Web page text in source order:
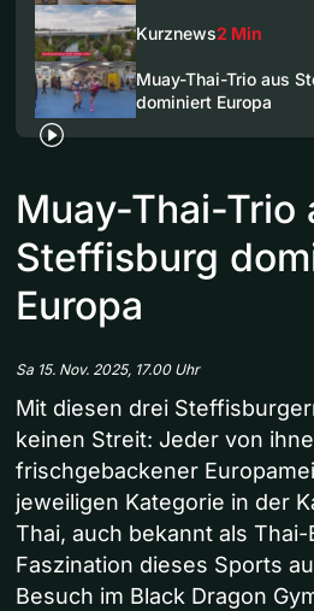
Kurznews2 Min
Muay-Thai-Trio aus
dominiert Europa
Muay-Thai-Trio
Steffisburg
Europa
Sa 15. Nov. 2025, 17.00 Uhr
Mit diesen drei
keinen Streit: Jeder von
frischgebackener
jeweiligen Kategorie in der
Thai, auch bekannt als Thai-
Faszination dieses Sports
Besuch im Black Dragon